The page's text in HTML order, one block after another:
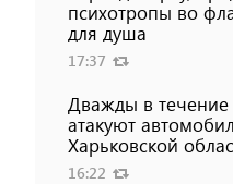
психотропы во
для душа
17:37
Дважды в
атакуют
Харьковской
16:22